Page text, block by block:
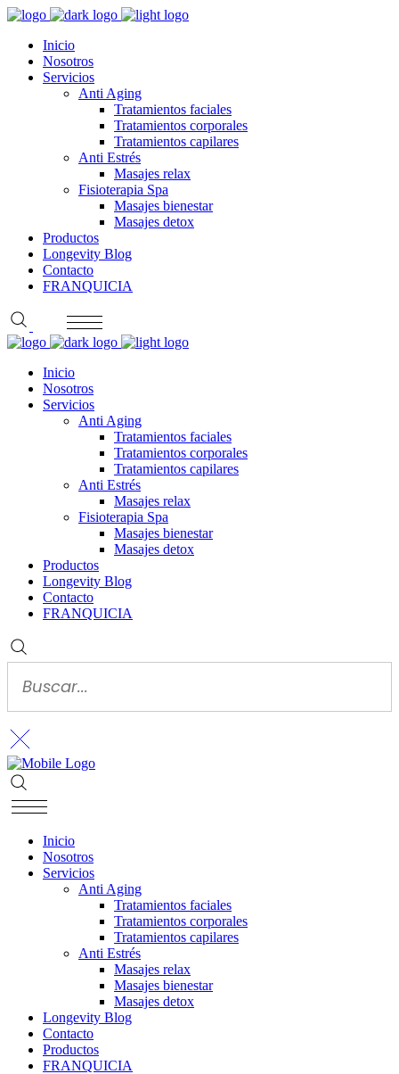
Inicio
Nosotros
Servicios
Anti Aging
Tratamientos faciales
Tratamientos corporales
Tratamientos capilares
Anti Estrés
Masajes relax
Fisioterapia Spa
Masajes bienestar
Masajes detox
Productos
Longevity Blog
Contacto
FRANQUICIA
Inicio
Nosotros
Servicios
Anti Aging
Tratamientos faciales
Tratamientos corporales
Tratamientos capilares
Anti Estrés
Masajes relax
Fisioterapia Spa
Masajes bienestar
Masajes detox
Productos
Longevity Blog
Contacto
FRANQUICIA
Inicio
Nosotros
Servicios
Anti Aging
Tratamientos faciales
Tratamientos corporales
Tratamientos capilares
Anti Estrés
Masajes relax
Masajes bienestar
Masajes detox
Longevity Blog
Contacto
Productos
FRANQUICIA